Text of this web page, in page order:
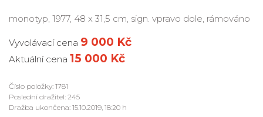
monotyp, 1977, 48 x 31,5 cm, sign. vpravo dole, rámováno
Vyvolávací cena 9 000 Kč
Aktuální cena 15 000 Kč
Číslo položky: 1781
Poslední dražitel: 245
Dražba ukončena: 15.10.2019, 18:20 h